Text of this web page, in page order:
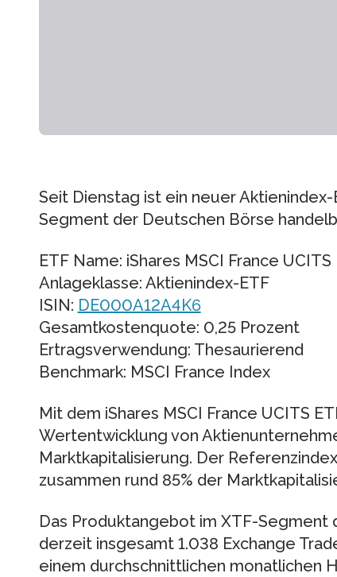
Seit Dienstag ist ein neuer
Segment der Deutschen Börse
ETF Name: iShares MSCI France UCITS
Anlageklasse: Aktienindex-ETF
ISIN: DE000A12A4K6
Gesamtkostenquote: 0,25 Prozent
Ertragsverwendung: Thesaurierend
Benchmark: MSCI France Index
Mit dem iShares MSCI France UCITS
Wertentwicklung von
Marktkapitalisierung. Der
zusammen rund 85% der
Das Produktangebot im XTF-
derzeit insgesamt 1.038 Exchange
einem durchschnittlichen monatlichen